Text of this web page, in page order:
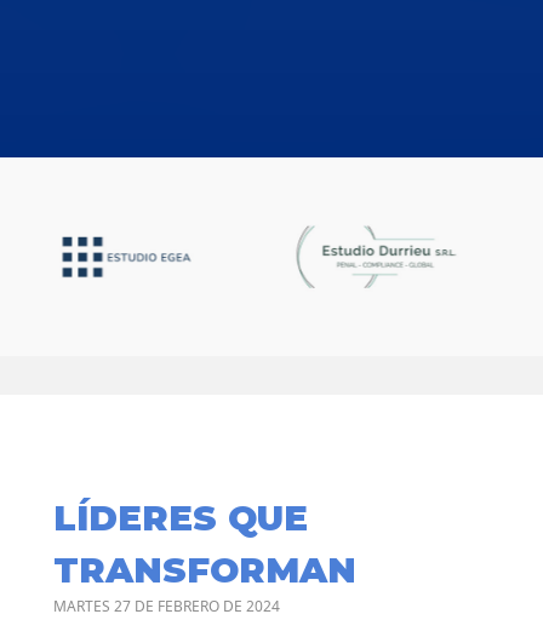
LÍDERES QUE
TRANSFORMAN
MARTES 27 DE FEBRERO DE 2024